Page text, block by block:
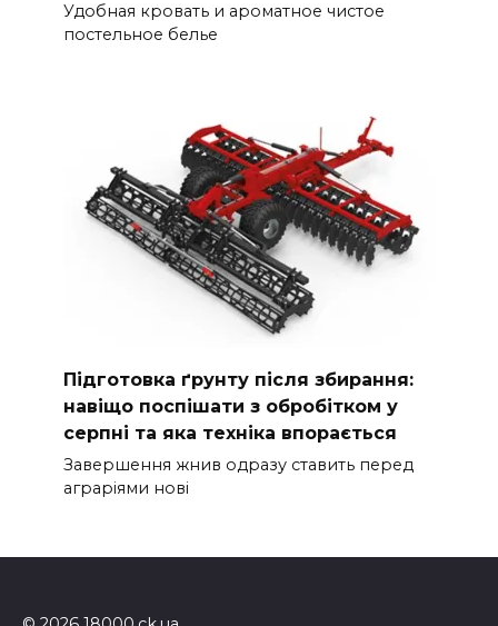
Удобная кровать и ароматное чистое
постельное белье
Підготовка ґрунту після збирання:
навіщо поспішати з обробітком у
серпні та яка техніка впорається
Завершення жнив одразу ставить перед
аграріями нові